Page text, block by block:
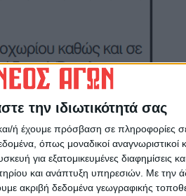
την ιδιωτικότητά σας
ή έχουμε πρόσβαση σε πληροφορίες
όπως μοναδικοί αναγνωριστικοί
για εξατομικευμένες διαφημίσεις
και ανάπτυξη υπηρεσιών. Με την
ακριβή δεδομένα γεωγραφικής